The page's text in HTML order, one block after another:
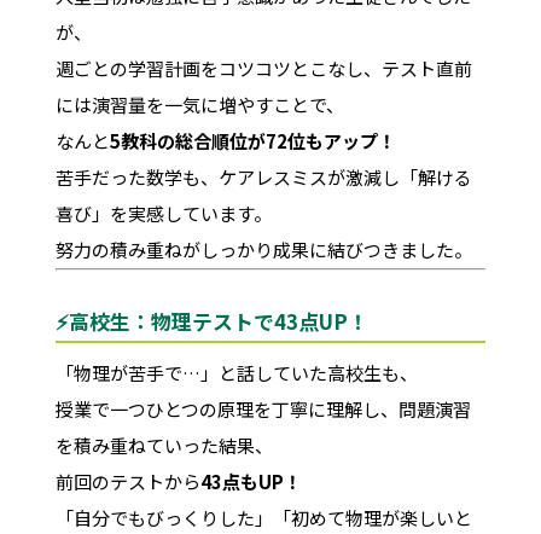
が、
週ごとの学習計画をコツコツとこなし、テスト直前
には演習量を一気に増やすことで、
なんと5教科の総合順位が72位もアップ！
苦手だった数学も、ケアレスミスが激減し「解ける
喜び」を実感しています。
努力の積み重ねがしっかり成果に結びつきました。
⚡高校生：物理テストで43点UP！
「物理が苦手で…」と話していた高校生も、
授業で一つひとつの原理を丁寧に理解し、問題演習
を積み重ねていった結果、
前回のテストから43点もUP！
「自分でもびっくりした」「初めて物理が楽しいと